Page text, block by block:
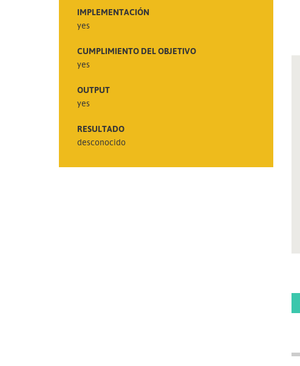
IMPLEMENTACIÓN
yes
CUMPLIMIENTO DEL OBJETIVO
yes
OUTPUT
yes
RESULTADO
desconocido